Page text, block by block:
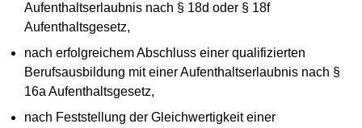
Aufenthaltserlaubnis nach § 18d oder § 18f
Aufenthaltsgesetz,
nach erfolgreichem Abschluss einer qualifizierten
Berufsausbildung mit einer Aufenthaltserlaubnis nach §
16a Aufenthaltsgesetz,
nach Feststellung der Gleichwertigkeit einer